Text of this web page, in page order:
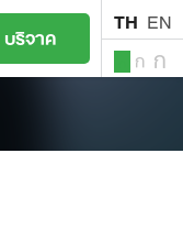
บริจาค TH EN
ก ก